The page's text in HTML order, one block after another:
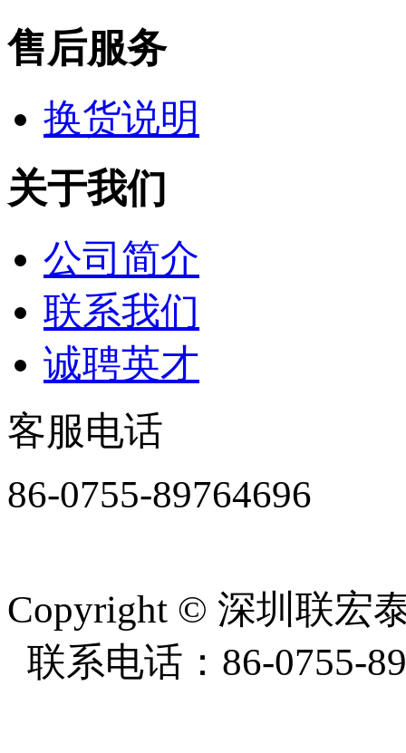
售后服务
换货说明
关于我们
公司简介
联系我们
诚聘英才
客服电话
86-0755-89764696
Copyright © 深圳联宏
联系电话：86-0755-